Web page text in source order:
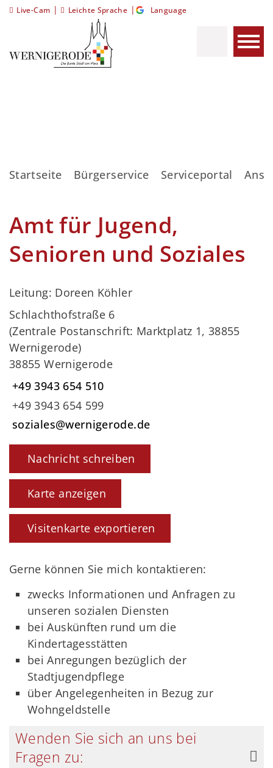
Live-Cam | Leichte Sprache | Language
Startseite Bürgerservice Serviceportal
Amt für Jugend,
Senioren und Soziales
Leitung: Doreen Köhler
Schlachthofstraße 6
(Zentrale Postanschrift: Marktplatz 1, 38855
Wernigerode)
38855 Wernigerode
+49 3943 654 510
+49 3943 654 599
soziales@wernigerode.de
Nachricht schreiben
Karte anzeigen
Visitenkarte exportieren
Gerne können Sie mich kontaktieren:
zwecks Informationen und Anfragen zu
unseren sozialen Diensten
bei Auskünften rund um die
Kindertagesstätten
bei Anregungen bezüglich der
Stadtjugendpflege
über Angelegenheiten in Bezug zur
Wohngeldstelle
Wenden Sie sich an uns bei
Fragen zu: